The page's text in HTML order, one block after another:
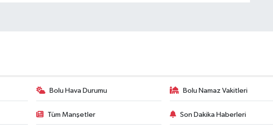
Bolu Hava Durumu Bolu Namaz Vakitleri
Tüm Manşetler Son Dakika Haberleri